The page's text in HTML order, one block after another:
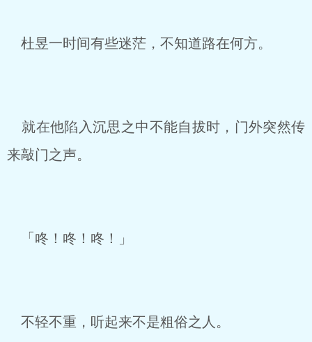
杜昱一时间有些迷茫，不知道路在何方。
就在他陷入沉思之中不能自拔时，门外突然传
来敲门之声。
「咚！咚！咚！」
不轻不重，听起来不是粗俗之人。